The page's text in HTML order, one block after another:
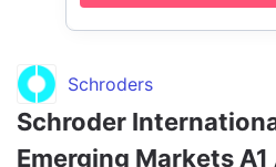
Schroders
Schroder
Emerging Markets